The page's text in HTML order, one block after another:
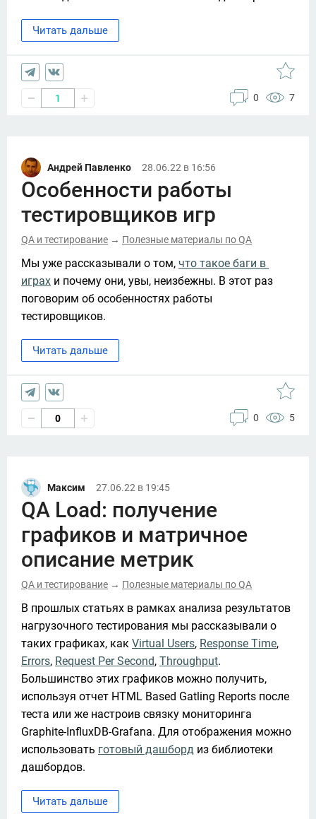
Читать дальше
1 0 7
Андрей Павленко 28.06.22 в 16:56
Особенности работы
тестировщиков игр
QA и тестирование → Полезные материалы по QA
Мы уже рассказывали о том, что такое баги в
играх и почему они, увы, неизбежны. В этот раз
поговорим об особенностях работы
тестировщиков.
Читать дальше
0 0 5
Максим 27.06.22 в 19:45
QA Load: получение
графиков и матричное
описание метрик
QA и тестирование → Полезные материалы по QA
В прошлых статьях в рамках анализа результатов
нагрузочного тестирования мы рассказывали о
таких графиках, как Virtual Users, Response Time
Errors, Request Per Second, Throughput.
Большинство этих графиков можно получить,
используя отчет HTML Based Gatling Reports после
теста или же настроив связку мониторинга
Graphite-InfluxDB-Grafana. Для отображения можно
использовать готовый дашборд из библиотеки
дашбордов.
Читать дальше